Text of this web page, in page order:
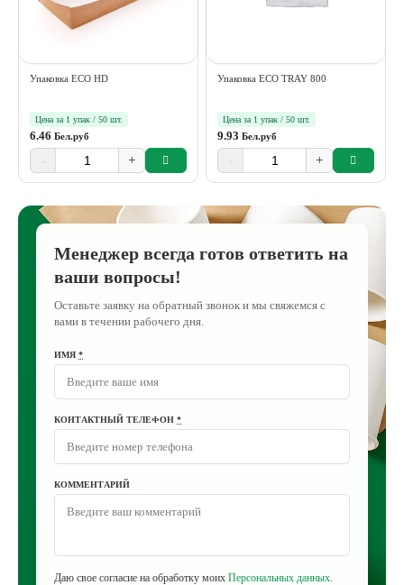
Упаковка ECO HD
Цена за 1 упак / 50 шт.
6.46 Бел.руб
- +
Упаковка ECO TRAY 800
Цена за 1 упак / 50 шт.
9.93 Бел.руб
- +
Менеджер всегда готов ответить на
ваши вопросы!
Оставьте заявку на обратный звонок и мы свяжемся с
вами в течении рабочего дня.
ИМЯ *
КОНТАКТНЫЙ ТЕЛЕФОН *
КОММЕНТАРИЙ
Даю свое согласие на обработку моих Персональных данных.